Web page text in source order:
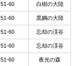
51-60 白樹の大陸
51-60 黒鋼の大陸
51-60 忘却の渓谷
51-60 忘却の渓谷
51-60 夜光の森